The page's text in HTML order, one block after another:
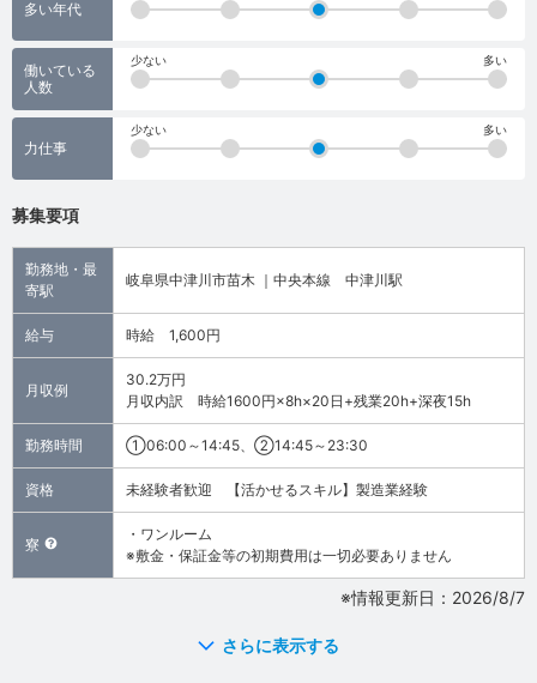
多い年代
働いている
人数
少ない 多い
力仕事
少ない 多い
募集要項
勤務地・最
寄駅
岐阜県中津川市苗木 ｜中央本線 中津川駅
給与 時給 1,600円
月収例
30.2万円
月収内訳 時給1600円×8h×20日+残業20h+深夜15h
勤務時間 ①06:00～14:45、②14:45～23:30
資格 未経験者歓迎 【活かせるスキル】製造業経験
寮
・ワンルーム
※敷金・保証金等の初期費用は一切必要ありません
※情報更新日：2026/8/7
さらに表示する